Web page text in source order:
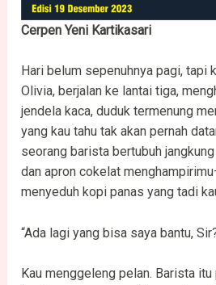
Cerpen Yeni Kartikasari
Hari belum sepenuhnya pagi, tapi
Olivia, berjalan ke lantai tiga,
jendela kaca, duduk termenung
yang kau tahu tak akan pernah
seorang barista bertubuh
dan apron cokelat
menyeduh kopi panas yang tadi
“Ada lagi yang bisa saya bantu,
Kau menggeleng pelan. Barista